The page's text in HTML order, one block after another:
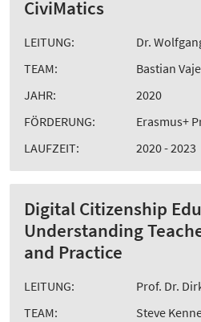
CiviMatics
LEITUNG:
Dr.
TEAM:
Bastian
JAHR:
2020
FÖRDERUNG:
Erasmus+
LAUFZEIT:
2020 - 2023
Digital Citizenship
Understanding
and Practice
LEITUNG:
Prof. Dr.
TEAM:
Steve